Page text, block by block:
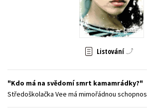
Zahraniční literatura
Všechny tituly
Listování
Kdo má na svědomí smrt kamamrádky?
Středoškolačka Vee má mimořádnou schopnos